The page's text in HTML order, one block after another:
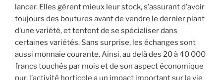
lancer. Elles gèrent mieux leur stock, s’assurant d’avoir
toujours des boutures avant de vendre le dernier plant
d’une variété, et tentent de se spécialiser dans
certaines variétés. Sans surprise, les échanges sont
aussi monnaie courante. Ainsi, au delà des 20 à 40 000
francs touchés par mois et de son aspect économique
pur, l’activité horticole a un impact important sur la vie